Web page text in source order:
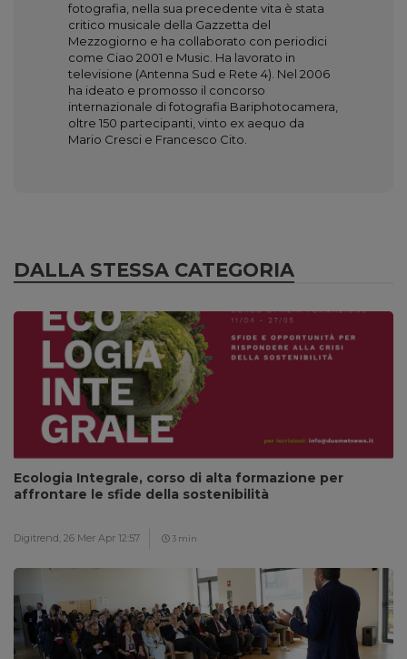
fotografia, nella sua precedente vita è stata
critico musicale della Gazzetta del
Mezzogiorno e ha collaborato con periodici
come Ciao 2001 e Music. Ha lavorato in
televisione (Antenna Sud e Rete 4). Nel 2006
ha ideato e promosso il concorso
internazionale di fotografia Bariphotocamera,
oltre 150 partecipanti, vinto ex aequo da
Mario Cresci e Francesco Cito.
DALLA STESSA CATEGORIA
Ecologia Integrale, corso di alta formazione per
affrontare le sfide della sostenibilità
Digitrend, 26 Mer Apr 12:57 3 min